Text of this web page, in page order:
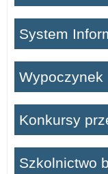
System
Wypoczynek
Konkursy
Szkolnictwo